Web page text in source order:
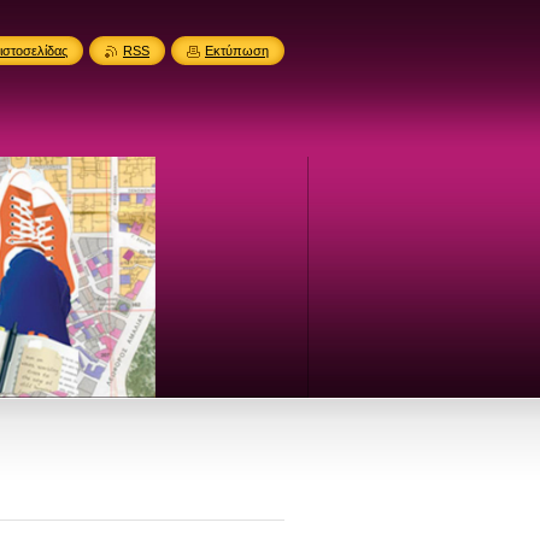
RSS Εκτύπωση